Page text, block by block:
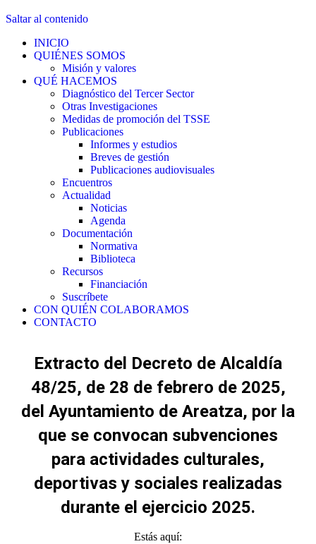
Saltar al contenido
INICIO
QUIÉNES SOMOS
Misión y valores
QUÉ HACEMOS
Diagnóstico del Tercer Sector
Otras Investigaciones
Medidas de promoción del TSSE
Publicaciones
Informes y estudios
Breves de gestión
Publicaciones audiovisuales
Encuentros
Actualidad
Noticias
Agenda
Documentación
Normativa
Biblioteca
Recursos
Financiación
Suscríbete
CON QUIÉN COLABORAMOS
CONTACTO
Extracto del Decreto de Alcaldía
48/25, de 28 de febrero de 2025,
del Ayuntamiento de Areatza, por la
que se convocan subvenciones
para actividades culturales,
deportivas y sociales realizadas
durante el ejercicio 2025.
Estás aquí: